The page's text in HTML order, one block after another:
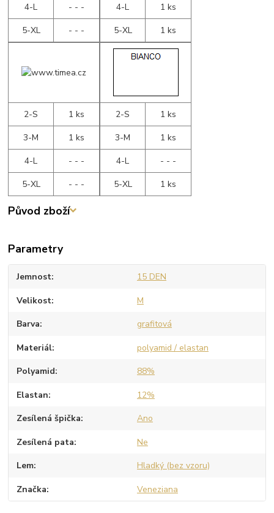
4-L
- - -
5-XL
- - -
4-L
1 ks
5-XL
1 ks
2-S
1 ks
3-M
1 ks
4-L
- - -
5-XL
- - -
2-S
1 ks
3-M
1 ks
4-L
- - -
5-XL
1 ks
Původ zboží
Parametry
Jemnost 15 DEN
Velikost M
Barva grafitová
Materiál polyamid / elastan
Polyamid 88%
Elastan 12%
Zesílená špička Ano
Zesílená pata Ne
Lem Hladký (bez vzoru)
Značka Veneziana